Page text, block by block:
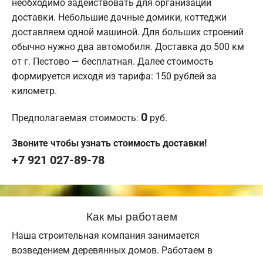
необходимо задействовать для организации
доставки. Небольшие дачные домики, коттеджи
доставляем одной машиной. Для больших строений
обычно нужно два автомобиля. Доставка до 500 км
от г. Пестово — бесплатная. Далее стоимость
формируется исходя из тарифа: 150 рублей за
километр.
Предполагаемая стоимость: 0 руб.
Звоните чтобы узнать стоимость доставки!
+7 921 027-89-78
Как мы работаем
Наша строительная компания занимается
возведением деревянных домов. Работаем в